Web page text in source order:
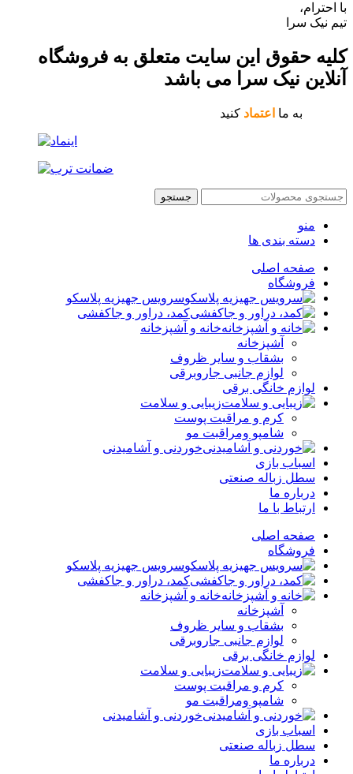
با احترام،
تیم نیک سرا
کلیه حقوق این سایت متعلق به فروشگاه
آنلاین نیک سرا می باشد
به ما اعتماد کنید
جستجو
منو
دسته بندی ها
صفحه اصلی
فروشگاه
سرویس جهیزیه پلاسکو
کمد، دراور و جاکفشی
خانه و آشپزخانه
آشپزخانه
بشقاب و سایر ظروف
لوازم جانبی جاروبرقی
لوازم خانگی برقی
زیبایی و سلامت
کرم و مراقبت پوست
شامپو ومراقبت مو
خوردنی و آشامیدنی
اسباب بازی
سطل زباله صنعتی
درباره ما
ارتباط با ما
صفحه اصلی
فروشگاه
سرویس جهیزیه پلاسکو
کمد، دراور و جاکفشی
خانه و آشپزخانه
آشپزخانه
بشقاب و سایر ظروف
لوازم جانبی جاروبرقی
لوازم خانگی برقی
زیبایی و سلامت
کرم و مراقبت پوست
شامپو ومراقبت مو
خوردنی و آشامیدنی
اسباب بازی
سطل زباله صنعتی
درباره ما